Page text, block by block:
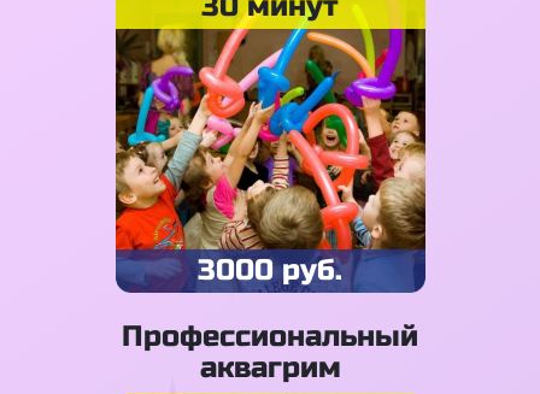
3000 руб.
Профессиональный
аквагрим